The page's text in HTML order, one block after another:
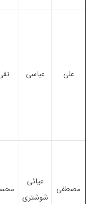
علی عباسی
مصطفی
عیائی
شوشتری